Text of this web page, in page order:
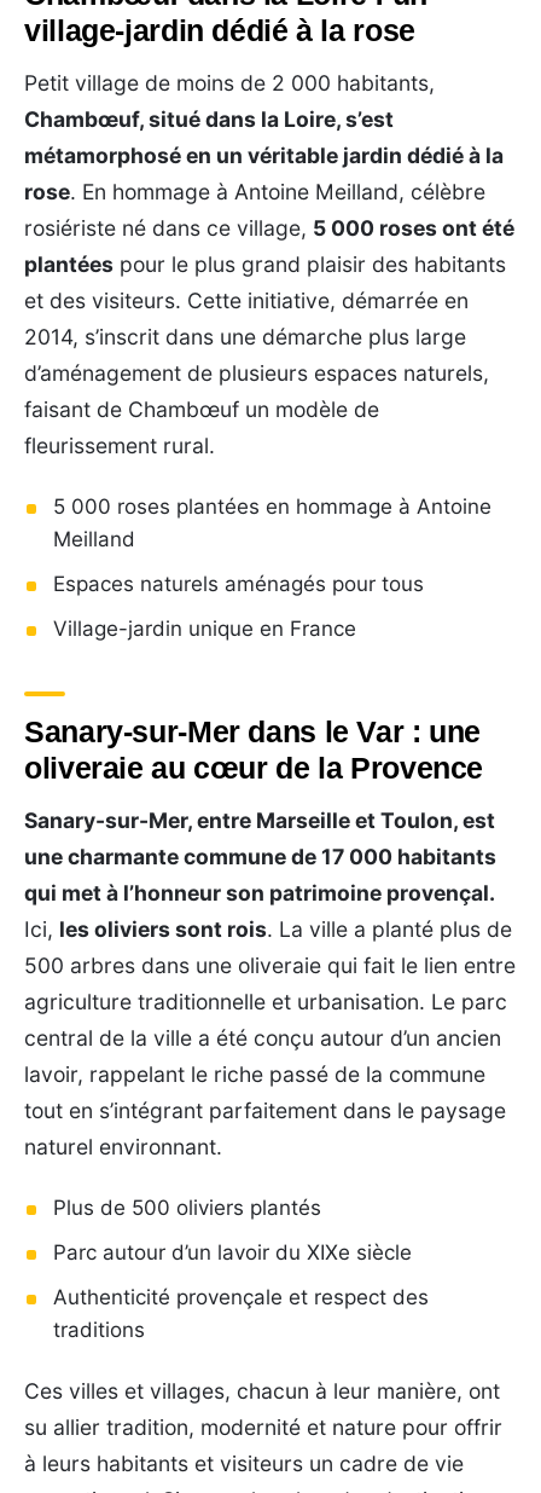
village-jardin dédié à la rose
Petit village de moins de 2 000 habitants,
Chambœuf, situé dans la Loire, s’est
métamorphosé en un véritable jardin dédié à la
rose. En hommage à Antoine Meilland, célèbre
rosiériste né dans ce village, 5 000 roses ont été
plantées pour le plus grand plaisir des habitants
et des visiteurs. Cette initiative, démarrée en
2014, s’inscrit dans une démarche plus large
d’aménagement de plusieurs espaces naturels,
faisant de Chambœuf un modèle de
fleurissement rural.
5 000 roses plantées en hommage à Antoine
Meilland
Espaces naturels aménagés pour tous
Village-jardin unique en France
Sanary-sur-Mer dans le Var : une
oliveraie au cœur de la Provence
Sanary-sur-Mer, entre Marseille et Toulon, est
une charmante commune de 17 000 habitants
qui met à l’honneur son patrimoine provençal.
Ici, les oliviers sont rois. La ville a planté plus de
500 arbres dans une oliveraie qui fait le lien entre
agriculture traditionnelle et urbanisation. Le parc
central de la ville a été conçu autour d’un ancien
lavoir, rappelant le riche passé de la commune
tout en s’intégrant parfaitement dans le paysage
naturel environnant.
Plus de 500 oliviers plantés
Parc autour d’un lavoir du XIXe siècle
Authenticité provençale et respect des
traditions
Ces villes et villages, chacun à leur manière, ont
su allier tradition, modernité et nature pour offrir
à leurs habitants et visiteurs un cadre de vie